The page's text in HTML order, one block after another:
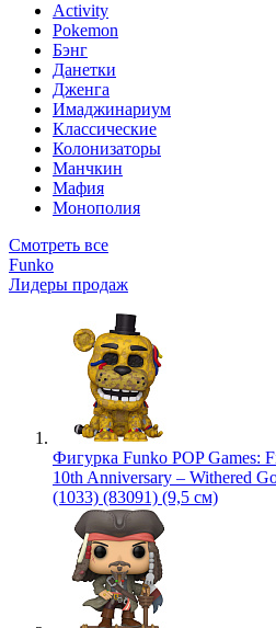
Activity
Pokemon
Бэнг
Данетки
Дженга
Имаджинариум
Классические
Колонизаторы
Манчкин
Мафия
Монополия
Смотреть все
Funko
Лидеры продаж
Фигурка Funko POP Games:
10th Anniversary – Withered
(1033) (83091) (9,5 см)